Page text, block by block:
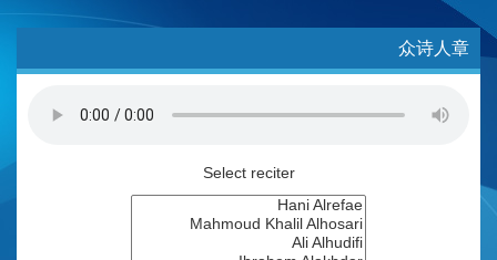
众诗人章
Select reciter